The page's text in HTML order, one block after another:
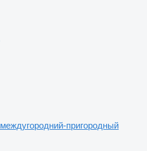
междугородний-пригородный